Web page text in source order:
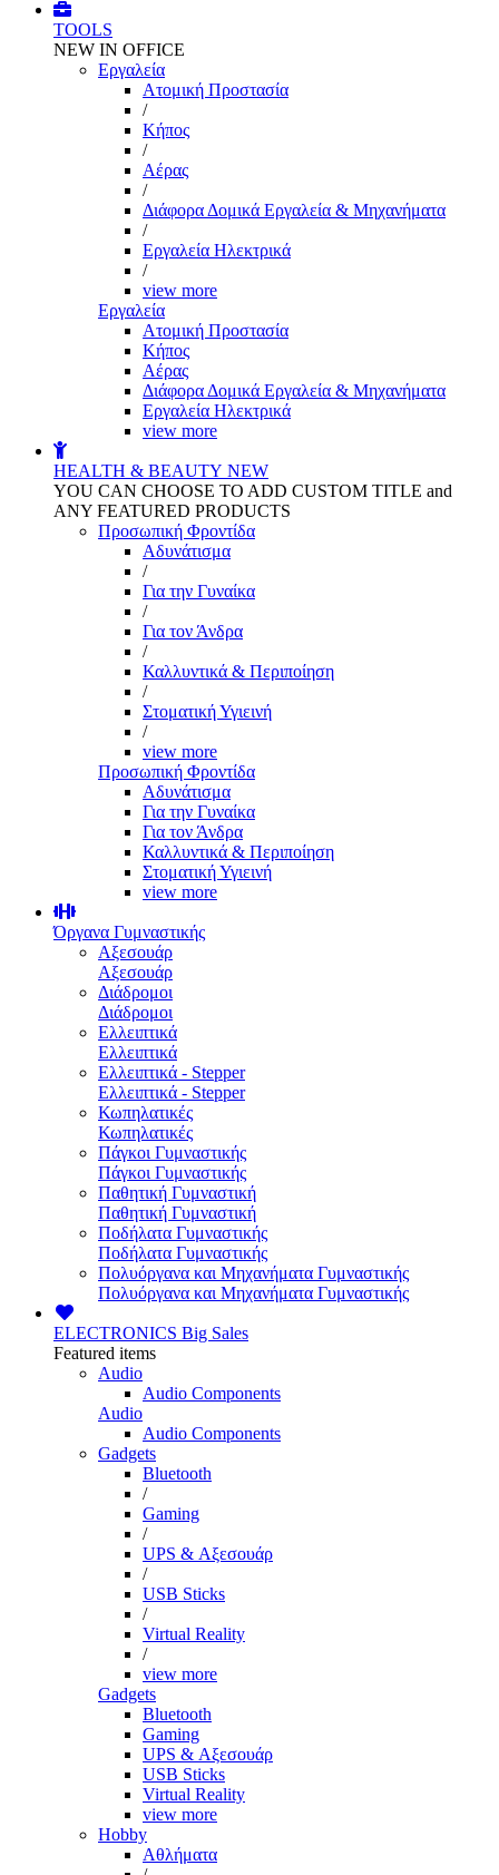
TOOLS
NEW IN OFFICE
Εργαλεία
Aτομική Προστασία
/
Kήπος
/
Αέρας
/
Διάφορα Δομικά Εργαλεία & Μηχανήματα
/
Εργαλεία Ηλεκτρικά
/
view more
Εργαλεία
Aτομική Προστασία
Kήπος
Αέρας
Διάφορα Δομικά Εργαλεία & Μηχανήματα
Εργαλεία Ηλεκτρικά
view more
HEALTH & BEAUTY NEW
YOU CAN CHOOSE TO ADD CUSTOM TITLE and
ANY FEATURED PRODUCTS
Προσωπική Φροντίδα
Αδυνάτισμα
/
Για την Γυναίκα
/
Για τον Άνδρα
/
Καλλυντικά & Περιποίηση
/
Στοματική Υγιεινή
/
view more
Προσωπική Φροντίδα
Αδυνάτισμα
Για την Γυναίκα
Για τον Άνδρα
Καλλυντικά & Περιποίηση
Στοματική Υγιεινή
view more
Όργανα Γυμναστικής
Αξεσουάρ
Αξεσουάρ
Διάδρομοι
Διάδρομοι
Ελλειπτικά
Ελλειπτικά
Ελλειπτικά - Stepper
Ελλειπτικά - Stepper
Κωπηλατικές
Κωπηλατικές
Πάγκοι Γυμναστικής
Πάγκοι Γυμναστικής
Παθητική Γυμναστική
Παθητική Γυμναστική
Ποδήλατα Γυμναστικής
Ποδήλατα Γυμναστικής
Πολυόργανα και Μηχανήματα Γυμναστικής
Πολυόργανα και Μηχανήματα Γυμναστικής
ELECTRONICS Big Sales
Featured items
Audio
Audio Components
Audio
Audio Components
Gadgets
Bluetooth
/
Gaming
/
UPS & Αξεσουάρ
/
USB Sticks
/
Virtual Reality
/
view more
Gadgets
Bluetooth
Gaming
UPS & Αξεσουάρ
USB Sticks
Virtual Reality
view more
Hobby
Αθλήματα